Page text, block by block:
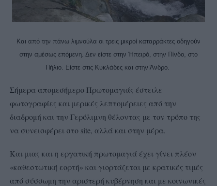
Και από την πάνω λιμνούλα οι τρεις μικροί καταρράκτες οδηγούν
στην αμέσως επόμενη. Δεν είστε στην Ήπειρό, στην Πίνδο, στο
Πήλιο. Είστε στις Κυκλάδες και στην Άνδρο.
Σήμερα απομεσήμερο Πρωτομαγιάς έστειλε
φωτογραφίες και μερικές λεπτομέρειες από την
διαδρομή και την Γερόλιμνη θέλοντας με τον τρόπο της
να συνεισφέρει στο site, αλλά και στην μέρα.
Και μιας και η εργατική πρωτομαγιά έχει γίνει πλέον
«καθεστωτική εορτή» και γιορτάζεται με κρατικές τιμές
από σύσσωμη την αριστερή κυβέρνηση και με κοινωνικές